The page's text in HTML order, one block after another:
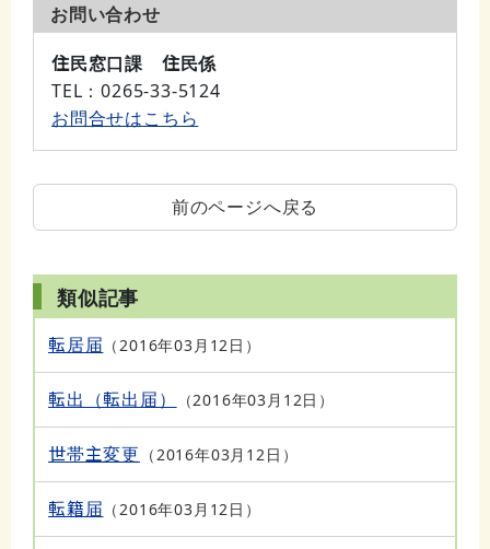
お問い合わせ
住民窓口課 住民係
TEL ：0265-33-5124
お問合せはこちら
前のページへ戻る
類似記事
転居届 2016年03月12日
転出（転出届） 2016年03月12日
世帯主変更 2016年03月12日
転籍届 2016年03月12日